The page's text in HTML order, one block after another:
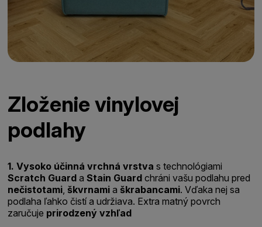
Zloženie vinylovej
podlahy
1. Vysoko účinná vrchná vrstva s technológiami
Scratch GuardaStain Guardchráni vašu podlahu pred
nečistotami škvrnami a škrabancami. Vďaka nej sa
podlaha ľahko čistí a udržiava. Extra matný povrch
zaručuje prirodzený vzhľad